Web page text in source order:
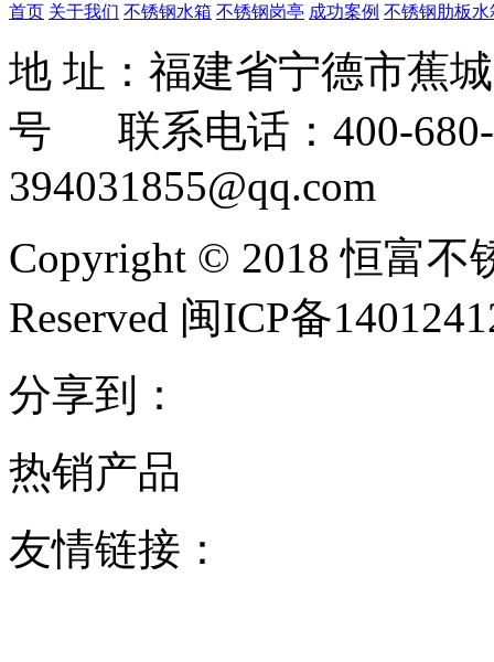
首页 关于我们 不锈钢水箱 不锈钢岗亭 成功案例 不锈钢肋板水
地 址：福建省宁德市蕉
号 联系电话：400-
394031855@qq.com
Copyright © 2018 恒富不
Reserved 闽ICP备
分享到：
热销产品
友情链接：